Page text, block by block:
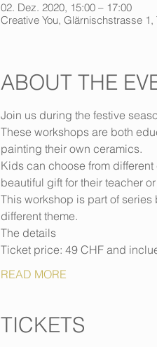
02. Dez. 2020, 15:00 – 17:00
Creative You, Glärnischstrasse
ABOUT THE
Join us during the festive
These workshops are both
painting their own ceramics.
Kids can choose from
beautiful gift for their teacher or
This workshop is part of
different theme.
The details
Ticket price: 49 CHF and
READ MORE
TICKETS